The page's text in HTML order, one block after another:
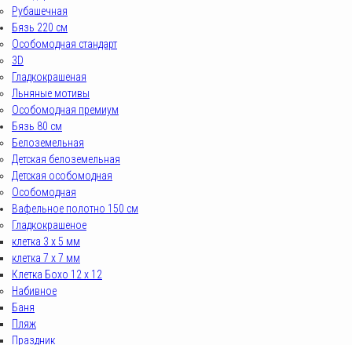
Рубашечная
Бязь 220 см
Особомодная стандарт
3D
Гладкокрашеная
Льняные мотивы
Особомодная премиум
Бязь 80 см
Белоземельная
Детская белоземельная
Детская особомодная
Особомодная
Вафельное полотно 150 см
Гладкокрашеное
клетка 3 х 5 мм
клетка 7 х 7 мм
Клетка Бохо 12 x 12
Набивное
Баня
Пляж
Праздник